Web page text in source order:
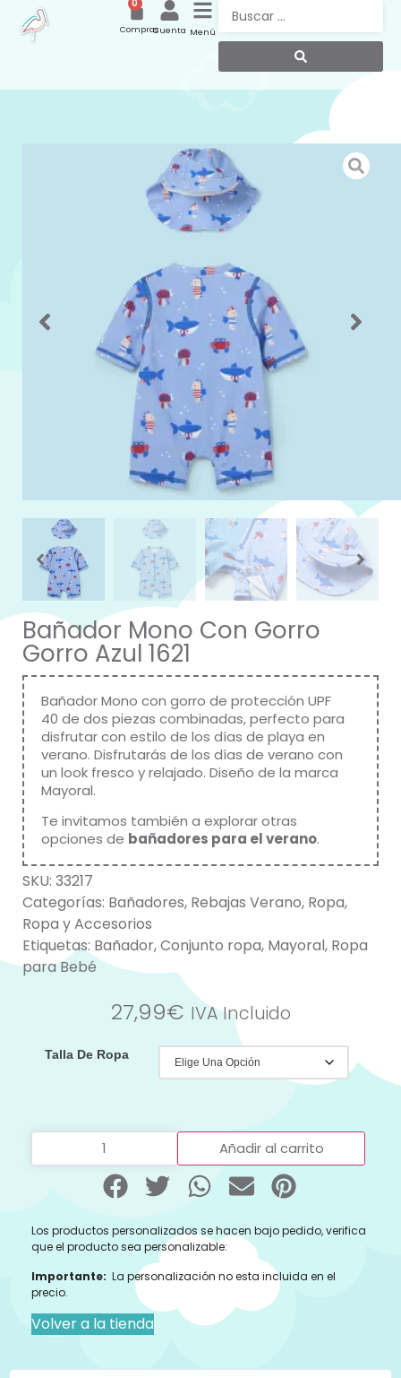
Menú
Cuenta
0
Compras
Bañador Mono Con Gorro
Gorro Azul 1621
Bañador Mono con gorro de protección UPF
40 de dos piezas combinadas, perfecto para
disfrutar con estilo de los días de playa en
verano. Disfrutarás de los días de verano con
un look fresco y relajado. Diseño de la marca
Mayoral.
Te invitamos también a explorar otras
opciones de bañadores para el verano.
SKU: 33217
Categorías: Bañadores, Rebajas Verano, Ropa,
Ropa y Accesorios
Etiquetas: Bañador,Conjunto ropa, Mayoral, Ropa
para Bebé
27,99€ IVA Incluido
Talla De Ropa
Añadir al carrito
Los productos personalizados se hacen bajo pedido, verifica
que el producto sea personalizable:
Importante: La personalización no esta incluida en el
precio.
Volver a la tienda